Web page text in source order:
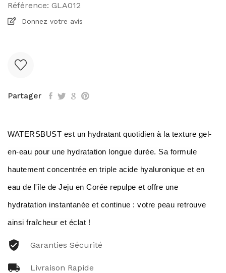
Référence: GLA012
Donnez votre avis
Partager
WATERSBUST est un hydratant quotidien à la texture gel-
en-eau pour une hydratation longue durée. Sa formule
hautement concentrée en triple acide hyaluronique et en
eau de l'île de Jeju en Corée repulpe et offre une
hydratation instantanée et continue : votre peau retrouve
ainsi fraîcheur et éclat !
Garanties Sécurité
Livraison Rapide